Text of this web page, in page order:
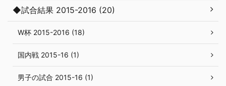
◆試合結果 2015-2016 (20)
W杯 2015-2016 (18)
国内戦 2015-16 (1)
男子の試合 2015-16 (1)